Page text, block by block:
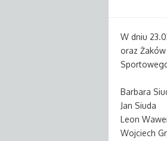
W dniu
oraz
Barbara
Jan Siuda
Leon
Wojciech